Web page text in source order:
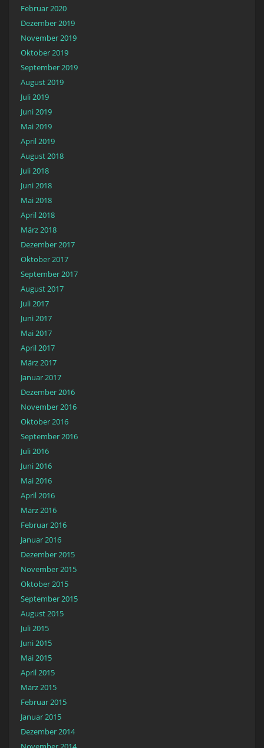
Februar 2020
Dezember 2019
November 2019
Oktober 2019
September 2019
August 2019
Juli 2019
Juni 2019
Mai 2019
April 2019
August 2018
Juli 2018
Juni 2018
Mai 2018
April 2018
März 2018
Dezember 2017
Oktober 2017
September 2017
August 2017
Juli 2017
Juni 2017
Mai 2017
April 2017
März 2017
Januar 2017
Dezember 2016
November 2016
Oktober 2016
September 2016
Juli 2016
Juni 2016
Mai 2016
April 2016
März 2016
Februar 2016
Januar 2016
Dezember 2015
November 2015
Oktober 2015
September 2015
August 2015
Juli 2015
Juni 2015
Mai 2015
April 2015
März 2015
Februar 2015
Januar 2015
Dezember 2014